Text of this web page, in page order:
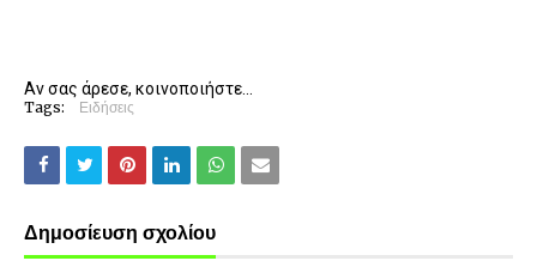
Αν σας άρεσε, κοινοποιήστε...
Tags: Ειδήσεις
Δημοσίευση σχολίου